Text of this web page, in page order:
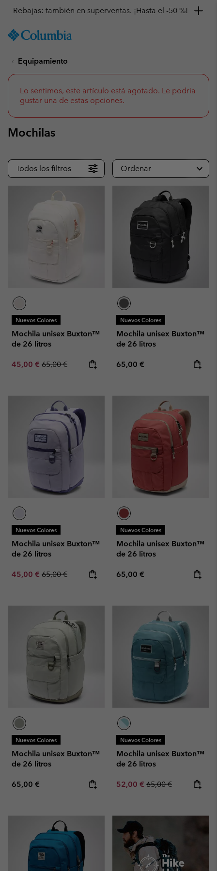
TO
SKIP
NAV
SKIP
TO
SEARCH
Consigue un 10 % de descuento
Equipamiento
Lo sentimos, este artículo está agotado. Le podria
gustar una de estas opciones.
Mochilas
Todos los filtros Ordenar
Nuevos Colores
Mochila unisex Buxton™
de 26 litros
Sale price:
45,00 € Regular price:
65,00 €
Nuevos Colores
Mochila unisex Buxton™
de 26 litros
Regular price:
65,00 €
Nuevos Colores
Mochila unisex Buxton™
de 26 litros
Sale price:
45,00 € Regular price:
65,00 €
Nuevos Colores
Mochila unisex Buxton™
de 26 litros
Regular price:
65,00 €
Nuevos Colores
Mochila unisex Buxton™
de 26 litros
Regular price:
65,00 €
Nuevos Colores
Mochila unisex Buxton™
de 26 litros
Sale price:
52,00 € Regular price:
65,00 €